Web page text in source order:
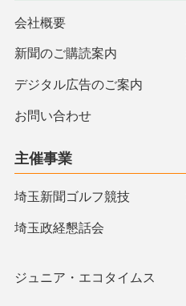
会社概要
新聞のご購読案内
デジタル広告のご案内
お問い合わせ
主催事業
埼玉新聞ゴルフ競技
埼玉政経懇話会
ジュニア・エコタイムス